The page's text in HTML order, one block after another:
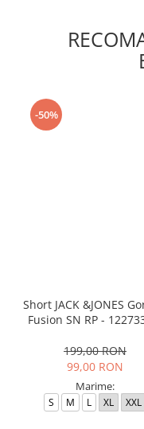
-50%
Short JACK &JONES
Fusion SN RP -
199,00 RON
99,00 RON
Marime:
S M L XL XXL